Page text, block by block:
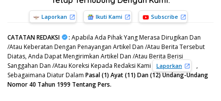
Laporkan Ikuti Kami Subscribe
CATATAN REDAKSI : Apabila Ada Pihak Yang Merasa Dirugikan Dan
/Atau Keberatan Dengan Penayangan Artikel Dan /Atau Berita Tersebut
Diatas, Anda Dapat Mengirimkan Artikel Dan /Atau Berita Berisi
Sanggahan Dan /Atau Koreksi Kepada Redaksi Kami
Laporkan
,
Sebagaimana Diatur Dalam Pasal (1) Ayat (11) Dan (12) Undang-Undang
Nomor 40 Tahun 1999 Tentang Pers.